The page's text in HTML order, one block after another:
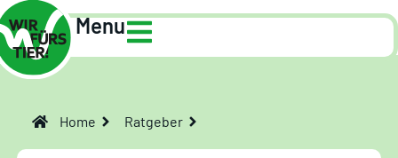
Menu
Home Ratgeber